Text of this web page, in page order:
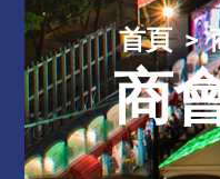
首頁
商